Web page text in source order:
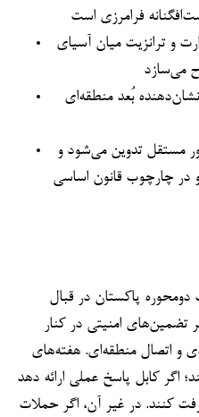
و ترانزیت میان آسیای
بُعد منطقه‌ای
مستقل تدوین می‌شود و
در چارچوب قانون اساسی
پاکستان در قبال
تضمین‌های امنیتی در کنار
و اتصال منطقه‌ای. هفته‌های
اگر کابل پاسخ عملی ارائه دهد
کنند. در غیر آن، اگر حملات